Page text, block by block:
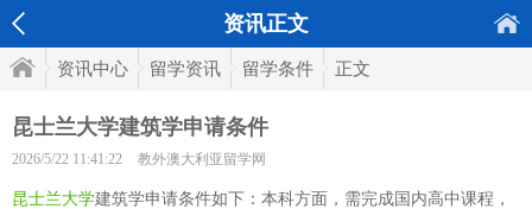
资讯正文
资讯中心 留学资讯 留学条件 正文
昆士兰大学建筑学申请条件
2026/5/22 11:41:22 教外澳大利亚留学网
昆士兰大学建筑学申请条件如下：本科方面，需完成国内高中课程，